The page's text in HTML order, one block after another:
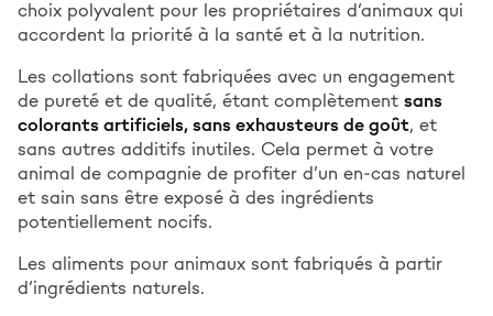
choix polyvalent pour les propriétaires d’animaux qui
accordent la priorité à la santé et à la nutrition.
Les collations sont fabriquées avec un engagement
de pureté et de qualité, étant complètement sans
colorants artificiels, sans exhausteurs de goût, et
sans autres additifs inutiles. Cela permet à votre
animal de compagnie de profiter d’un en-cas naturel
et sain sans être exposé à des ingrédients
potentiellement nocifs.
Les aliments pour animaux sont fabriqués à partir
d’ingrédients naturels.